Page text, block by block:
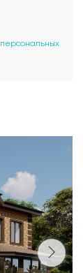
персональных